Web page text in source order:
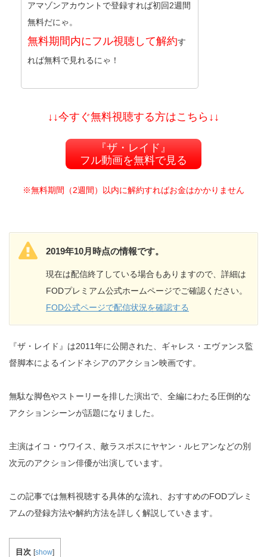
アマゾンアカウントで登録すれば初回2週間
無料だにゃ。
無料期間内にフル視聴して解約す
れば無料で見れるにゃ！
↓↓今すぐ無料視聴する方はこちら↓↓
『ザ・レイド』
フル動画を無料で見る
※無料期間（2週間）以内に解約すればお金はかかりません
2019年10月時点の情報です。
現在は配信終了している場合もありますので、詳細は
FODプレミアム公式ホームページでご確認ください。
FOD公式ページで配信状況を確認する
『ザ・レイド』は2011年に公開された、ギャレス・エヴァンス監
督脚本によるインドネシアのアクション映画です。
無駄な脚色やストーリーを排した演出で、全編にわたる圧倒的な
アクションシーンが話題になりました。
主演はイコ・ウワイス、敵ラスボスにヤヤン・ルヒアンなどの別
次元のアクション俳優が出演しています。
この記事では無料視聴する具体的な流れ、おすすめのFODプレミ
アムの登録方法や解約方法を詳しく解説していきます。
目次 [show]